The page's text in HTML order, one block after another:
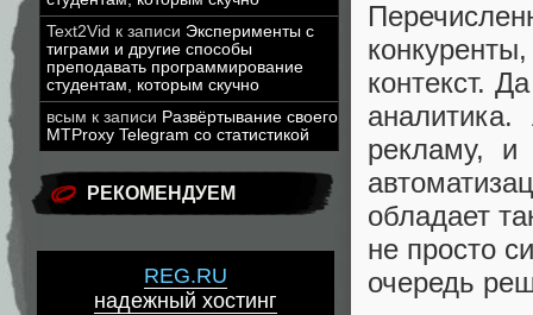
Text2Vid к записи Эксперименты с
тиграми и другие способы
преподавать программирование
студентам, которым скучно
всым к записи Развёртывание своего
MTProxy Telegram со статистикой
РЕКОМЕНДУЕМ
REG.RU
надежный хостинг
контекст.
аналитика.
рекламу, и
обладает
не просто
очередь